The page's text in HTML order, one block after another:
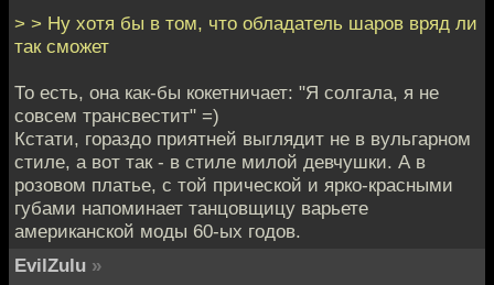
> > Ну хотя бы в том, что обладатель шаров вряд ли
так сможет
То есть, она как-бы кокетничает: "Я солгала, я не
совсем трансвестит" =)
Кстати, гораздо приятней выглядит не в вульгарном
стиле, а вот так - в стиле милой девчушки. А в
розовом платье, с той прической и ярко-красными
губами напоминает танцовщицу варьете
американской моды 60-ых годов.
EvilZulu »